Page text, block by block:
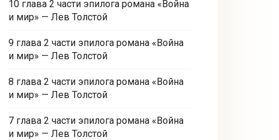
10 глава 2 части эпилога романа «Война
и мир» — Лев Толстой
9 глава 2 части эпилога романа «Война
и мир» — Лев Толстой
8 глава 2 части эпилога романа «Война
и мир» — Лев Толстой
7 глава 2 части эпилога романа «Война
и мир» — Лев Толстой